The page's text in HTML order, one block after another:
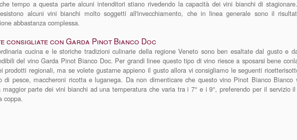
tempo a questa parte alcuni intenditori stiano rivedendo la capacità dei vini bianchi di
alcuni vini bianchi molto soggetti all'invecchiamento, che in linea generale sono il
abbastanza complessa.
consigliate con Garda Pinot Bianco Doc
cucina e le storiche tradizioni culinarie della regione Veneto sono ben esaltate dal gusto e
del vino Garda Pinot Bianco Doc. Per grandi linee questo tipo di vino riesce a sposarsi bene
prodotti regionali, ma se volete gustarne appieno il gusto allora vi consigliamo le seguenti
di pesce, maccheroni ricotta e luganega. Da non dimenticare che questo vino Pinot Bianco Bianco
maggior parte dei vini bianchi ad una temperatura che varia tra i 7° e i 9°, preferendo per il servizio
coppa.